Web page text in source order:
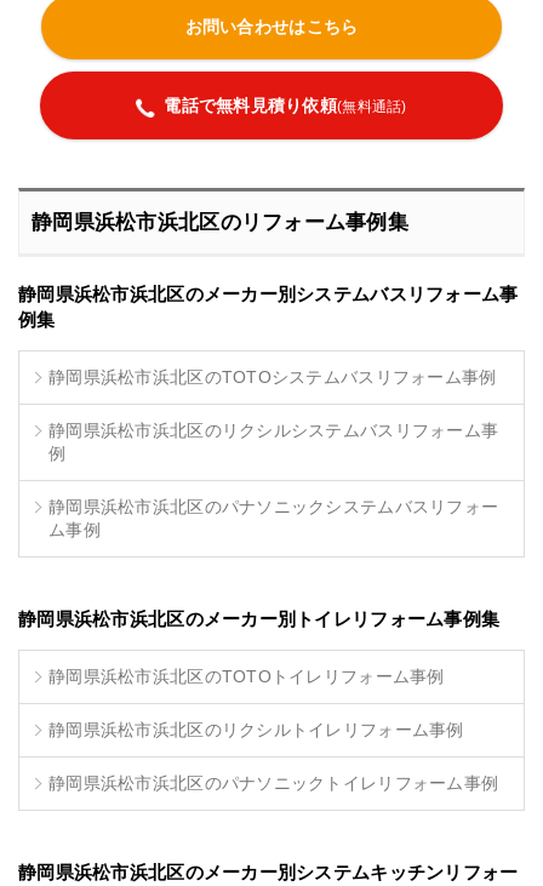
お問い合わせはこちら
電話で無料見積り依頼(無料通話)
静岡県浜松市浜北区のリフォーム事例集
静岡県浜松市浜北区のメーカー別システムバスリフォーム事
例集
静岡県浜松市浜北区のTOTOシステムバスリフォーム事例
静岡県浜松市浜北区のリクシルシステムバスリフォーム事
例
静岡県浜松市浜北区のパナソニックシステムバスリフォー
ム事例
静岡県浜松市浜北区のメーカー別トイレリフォーム事例集
静岡県浜松市浜北区のTOTOトイレリフォーム事例
静岡県浜松市浜北区のリクシルトイレリフォーム事例
静岡県浜松市浜北区のパナソニックトイレリフォーム事例
静岡県浜松市浜北区のメーカー別システムキッチンリフォー